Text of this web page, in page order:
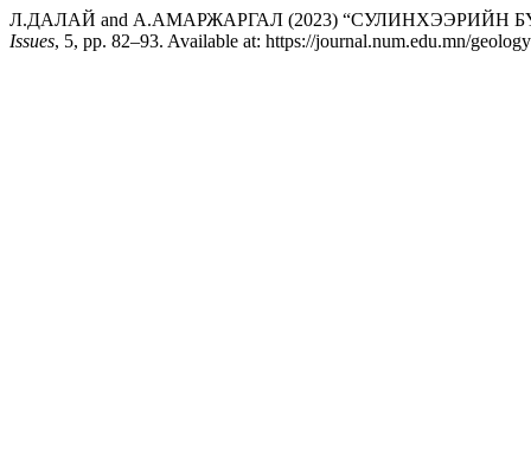
Л.ДАЛАЙ and А.АМАРЖАРГАЛ (2023)
Issues, 5, pp. 82–93. Available at: https://journal.num.edu.mn/